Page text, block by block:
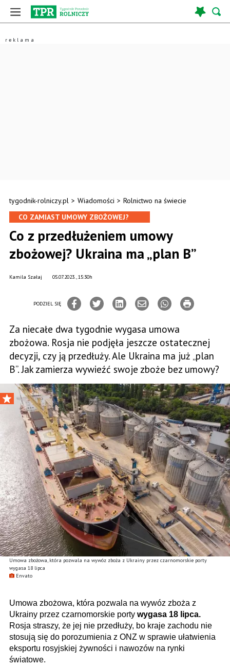
tygodnik-rolniczy.pl > Wiadomości > Rolnictwo na świecie
Umowa zbożowa, która pozwala na wywóz zboża z Ukrainy przez czarnomorskie porty
wygasa 18 lipca
Envato
CO ZAMIAST UMOWY ZBOŻOWEJ?
Co z przedłużeniem umowy
zbożowej? Ukraina ma „plan B”
05.07.2023., 15:30h
Kamila Szałaj
PODZIEL SIĘ
Za niecałe dwa tygodnie wygasa umowa
zbożowa. Rosja nie podjęła jeszcze ostatecznej
decyzji, czy ją przedłuży. Ale Ukraina ma już „plan
B”​. Jak zamierza wywieźć swoje zboże bez umowy?
Umowa zbożowa, która pozwala na wywóz zboża z
Ukrainy przez czarnomorskie porty wygasa 18 lipca.
Rosja straszy, że jej nie przedłuży, bo kraje zachodu nie
stosują się do porozumienia z ONZ w sprawie ułatwienia
eksportu rosyjskiej żywności i nawozów na rynki
światowe.